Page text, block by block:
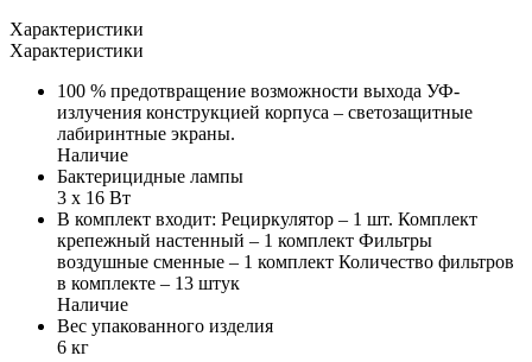
Характеристики
Характеристики
100 % предотвращение возможности выхода УФ-
излучения конструкцией корпуса – светозащитные
лабиринтные экраны.
Наличие
Бактерицидные лампы
3 х 16 Вт
В комплект входит: Рециркулятор – 1 шт. Комплект
крепежный настенный – 1 комплект Фильтры
воздушные сменные – 1 комплект Количество фильтров
в комплекте – 13 штук
Наличие
Вес упакованного изделия
6 кг